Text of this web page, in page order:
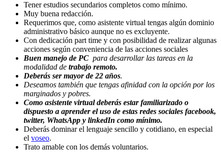
Tener estudios secundarios completos como mínimo.
Muy buena redacción.
Requerimos que, como asistente virtual tengas algún dominio
administrativo básico aunque no es excluyente.
Con dedicación part time y con posibilidad de realizar algunas
acciones según conveniencia de las acciones sociales
Buen manejo de PC para desarrollar las tareas en la
modalidad de trabajo remoto.
Deberás ser mayor de 22 años.
Deseamos también que tengas afinidad con la opción por los
marginados y pobres.
Como asistente virtual deberás estar familiarizado o
dispuesto a aprender el uso de estas redes sociales facebook,
twitter, WhatsApp y linkedIn como mínimo.
Deberás dominar el lenguaje sencillo y cotidiano, en especial
el voseo.
Trato amable con los demás voluntarios.